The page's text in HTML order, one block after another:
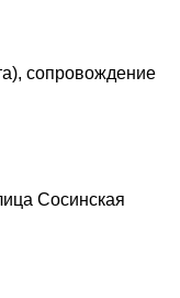
сопровождение
Сосинская